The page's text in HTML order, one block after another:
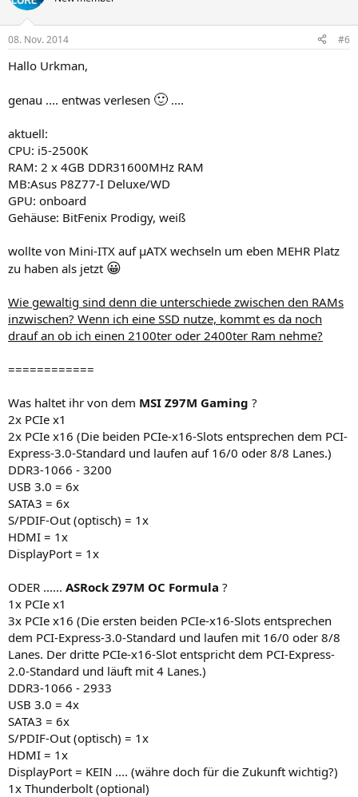
08. Nov. 2014 #6
Hallo Urkman,
genau .... entwas verlesen 🙂 ....
aktuell:
CPU: i5-2500K
RAM: 2 x 4GB DDR31600MHz RAM
MB:Asus P8Z77-I Deluxe/WD
GPU: onboard
Gehäuse: BitFenix Prodigy, weiß
wollte von Mini-ITX auf µATX wechseln um eben MEHR Platz
zu haben als jetzt 😀
Wie gewaltig sind denn die unterschiede zwischen den RAMs
inzwischen? Wenn ich eine SSD nutze, kommt es da noch
drauf an ob ich einen 2100ter oder 2400ter Ram nehme?
============
Was haltet ihr von dem MSI Z97M Gaming ?
2x PCIe x1
2x PCIe x16 (Die beiden PCIe-x16-Slots entsprechen dem PCI-
Express-3.0-Standard und laufen auf 16/0 oder 8/8 Lanes.)
DDR3-1066 - 3200
USB 3.0 = 6x
SATA3 = 6x
S/PDIF-Out (optisch) = 1x
HDMI = 1x
DisplayPort = 1x
ODER ...... ASRock Z97M OC Formula ?
1x PCIe x1
3x PCIe x16 (Die ersten beiden PCIe-x16-Slots entsprechen
dem PCI-Express-3.0-Standard und laufen mit 16/0 oder 8/8
Lanes. Der dritte PCIe-x16-Slot entspricht dem PCI-Express-
2.0-Standard und läuft mit 4 Lanes.)
DDR3-1066 - 2933
USB 3.0 = 4x
SATA3 = 6x
S/PDIF-Out (optisch) = 1x
HDMI = 1x
DisplayPort = KEIN .... (währe doch für die Zukunft wichtig?)
1x Thunderbolt (optional)